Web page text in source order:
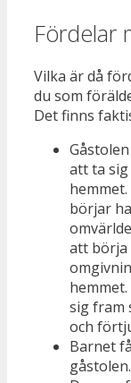
Fördelar
Vilka är då
du som
Det finns
att ta
börjar
att börja
sig fram
och
Barnet
gåstolen.